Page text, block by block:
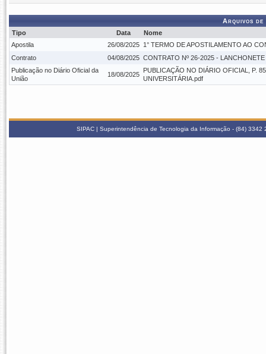
Arquivos
Tipo
Data
Nome
Apostila
26/08/2025 1° TERMO DE APOSTILAMENTO AO
Contrato
04/08/2025 CONTRATO Nº 26-2025 -
Publicação no Diário Oficial da
União
18/08/2025
PUBLICAÇÃO NO DIÁRIO OFICIAL, P.
UNIVERSITÁRIA.pdf
SIPAC | Superintendência de Tecnologia da Informação - (84)